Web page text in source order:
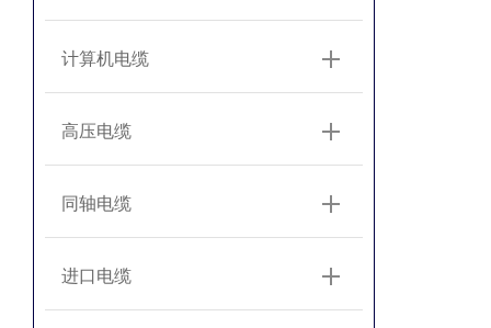
计算机电缆
高压电缆
同轴电缆
进口电缆